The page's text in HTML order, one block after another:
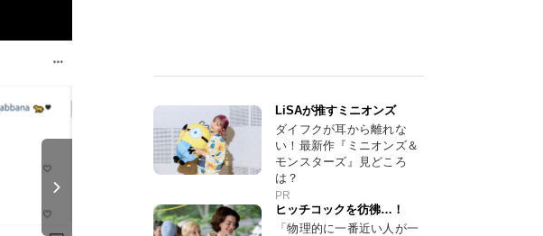
LiSAが推すミニオンズ
ダイフクが耳から離れな
い！最新作『ミニオンズ＆
モンスターズ』見どころ
は？
PR
ヒッチコックを彷彿…！
「物理的に一番近い人が一